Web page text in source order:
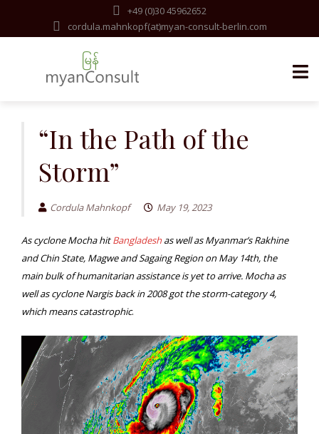
+49 (0)30 45962652
cordula.mahnkopf(at)myan-consult-berlin.com
“In the Path of the
Storm”
Cordula Mahnkopf May 19, 2023
As cyclone Mocha hitBangladeshas well as Myanmar’s Rakhine
and Chin State, Magwe and Sagaing Region on May 14th, the
main bulk of humanitarian assistance is yet to arrive. Mocha as
well as cyclone Nargis back in 2008 got the storm-category 4,
which means catastrophic.